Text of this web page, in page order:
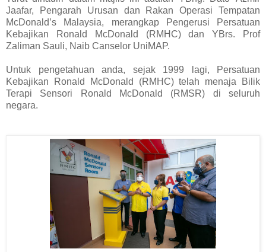
Jaafar, Pengarah Urusan dan Rakan Operasi Tempatan
McDonald’s Malaysia, merangkap Pengerusi Persatuan
Kebajikan Ronald McDonald (RMHC) dan YBrs. Prof
Zaliman Sauli, Naib Canselor UniMAP.
Untuk pengetahuan anda, sejak 1999 lagi, Persatuan
Kebajikan Ronald McDonald (RMHC) telah menaja Bilik
Terapi Sensori Ronald McDonald (RMSR) di seluruh
negara.